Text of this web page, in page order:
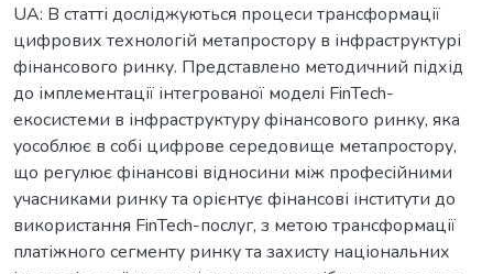
UA: В статті досліджуються процеси трансформації
цифрових технологій метапростору в інфраструктурі
фінансового ринку. Представлено методичний підхід
до імплементації інтегрованої моделі FinTech-
екосистеми в інфраструктуру фінансового ринку, яка
уособлює в собі цифрове середовище метапростору,
що регулює фінансові відносини між професійними
учасниками ринку та орієнтує фінансові інститути до
використання FinTech-послуг, з метою трансформації
платіжного сегменту ринку та захисту національних